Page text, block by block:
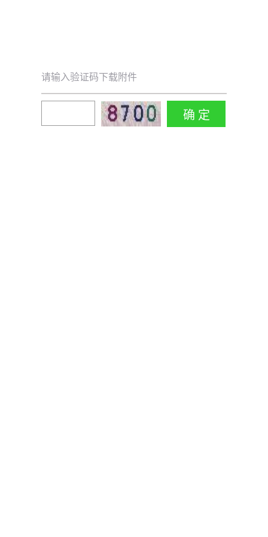
请输入验证码下载附件